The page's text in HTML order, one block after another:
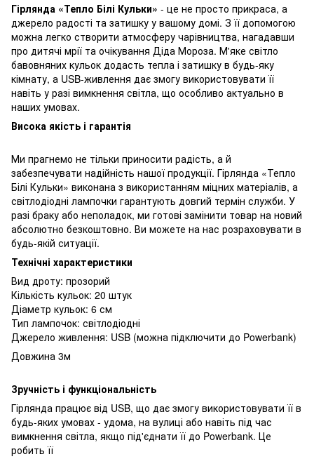
Гірлянда «Тепло Білі Кульки» - це не просто прикраса, а
джерело радості та затишку у вашому домі. З її допомогою
можна легко створити атмосферу чарівництва, нагадавши
про дитячі мрії та очікування Діда Мороза. М'яке світло
бавовняних кульок додасть тепла і затишку в будь-яку
кімнату, а USB-живлення дає змогу використовувати її
навіть у разі вимкнення світла, що особливо актуально в
наших умовах.
Висока якість і гарантія
Ми прагнемо не тільки приносити радість, а й
забезпечувати надійність нашої продукції. Гірлянда «Тепло
Білі Кульки» виконана з використанням міцних матеріалів, а
світлодіодні лампочки гарантують довгий термін служби. У
разі браку або неполадок, ми готові замінити товар на новий
абсолютно безкоштовно. Ви можете на нас розраховувати в
будь-якій ситуації.
Технічні характеристики
Вид дроту: прозорий
Кількість кульок: 20 штук
Діаметр кульок: 6 см
Тип лампочок: світлодіодні
Джерело живлення: USB (можна підключити до Powerbank)
Довжина 3м
Зручність і функціональність
Гірлянда працює від USB, що дає змогу використовувати її в
будь-яких умовах - удома, на вулиці або навіть під час
вимкнення світла, якщо під'єднати її до Powerbank. Це
робить її